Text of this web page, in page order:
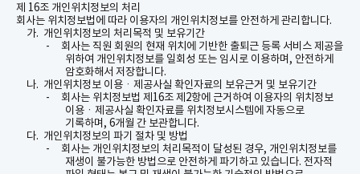
제 16조 개인위치정보의 처리
회사는 위치정보법에 따라 이용자의 개인위치정보를 안전하게 관리합니다.
가. 개인위치정보의 처리목적 및 보유기간
-
회사는 직원 회원의 현재 위치에 기반한 출퇴근 등록 서비스 제공을
위하여 개인위치정보를 일회성 또는 임시로 이용하며, 안전하게
암호화해서 저장합니다.
나. 개인위치정보 이용ㆍ제공사실 확인자료의 보유근거 및 보유기간
-
회사는 위치정보법 제 16조 제 2항에 근거하여 이용자의 위치정보
이용ㆍ제공사실 확인자료를 위치정보시스템에 자동으로
기록하며, 6개월 간 보관합니다.
다. 개인위치정보의 파기 절차 및 방법
-
회사는 개인위치정보의 처리목적이 달성된 경우, 개인위치정보를
재생이 불가능한 방법으로 안전하게 파기하고 있습니다. 전자적